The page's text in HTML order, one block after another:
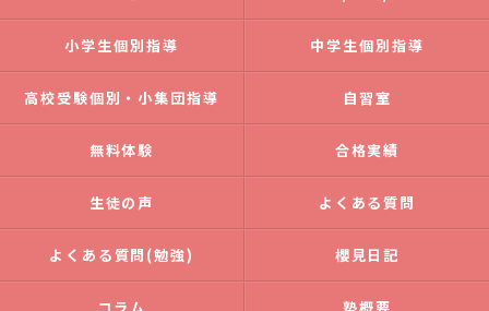
小学生個別指導 中学生個別指導
高校受験個別・小集団指導 自習室
無料体験 合格実績
生徒の声 よくある質問
よくある質問(勉強) 櫻見日記